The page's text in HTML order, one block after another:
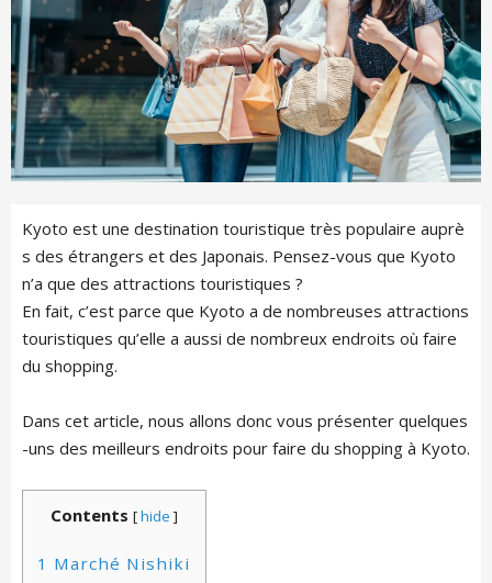
Kyoto est une destination touristique très populaire auprè
s des étrangers et des Japonais. Pensez-vous que Kyoto
n’a que des attractions touristiques ?
En fait, c’est parce que Kyoto a de nombreuses attractions
touristiques qu’elle a aussi de nombreux endroits où faire
du shopping.
Dans cet article, nous allons donc vous présenter quelques
-uns des meilleurs endroits pour faire du shopping à Kyoto.
Contents [hide ]
1 Marché Nishiki